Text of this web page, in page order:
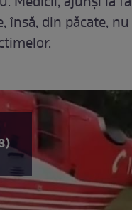
însă, din păcate,